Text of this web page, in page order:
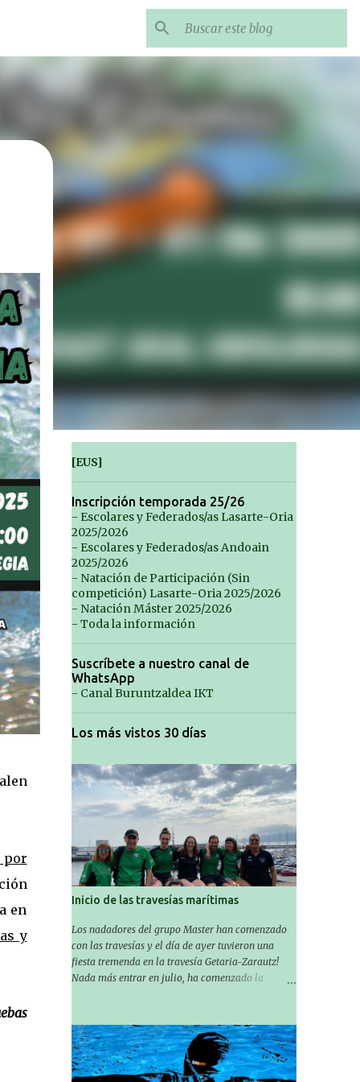
por
en
y
[EUS]
Inscripción temporada 25/26
- Escolares y Federados/as Lasarte-Oria
2025/2026
- Escolares y Federados/as Andoain
2025/2026
- Natación de Participación (Sin
competición) Lasarte-Oria 2025/2026
- Natación Máster 2025/2026
- Toda la información
Suscríbete a nuestro canal de
WhatsApp
- Canal Buruntzaldea IKT
Los más vistos 30 días
Inicio de las travesías marítimas
Los nadadores del grupo Master han comenzado
con las travesías y el día de ayer tuvieron una
fiesta tremenda en la travesía Getaria-Zarautz!
Nada más entrar en julio, ha comenzado la
Masters de nuestro equipo! En esta ocasión han
empezado a participar más tarde, pero ya han
estado en tres citas y están muy contentos,
esperando la fecha de su próxima cita. Para